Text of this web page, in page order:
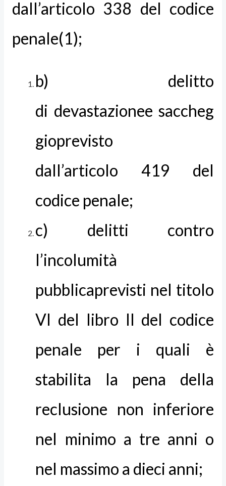
dall’articolo 338 del codice
penale(1);
b) delitto
di devastazionee saccheg
gioprevisto
dall’articolo 419 del
codice penale;
c) delitti contro
l’incolumità
pubblicaprevisti nel titolo
VI del libro II del codice
penale per i quali è
stabilita la pena della
reclusione non inferiore
nel minimo a tre anni o
nel massimo a dieci anni;